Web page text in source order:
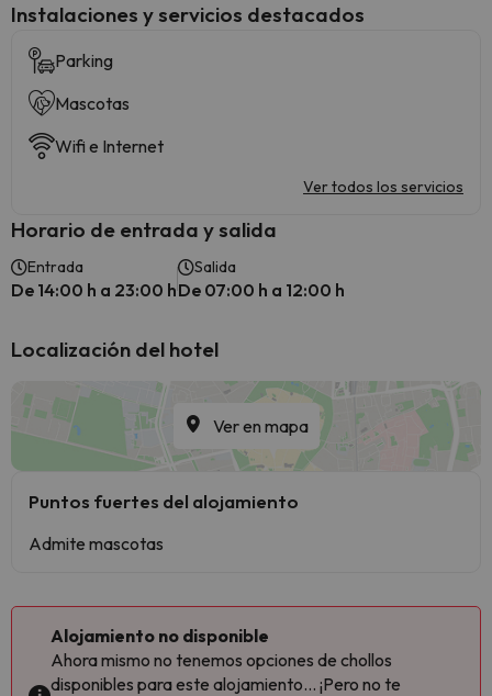
Instalaciones y servicios destacados
Parking
Mascotas
Wifi e Internet
Ver todos los servicios
Horario de entrada y salida
Entrada
De 14:00 h a 23:00 h
Salida
De 07:00 h a 12:00 h
Localización del hotel
Ver en mapa
Puntos fuertes del alojamiento
Admite mascotas
Alojamiento no disponible
Ahora mismo no tenemos opciones de chollos
disponibles para este alojamiento... ¡Pero no te